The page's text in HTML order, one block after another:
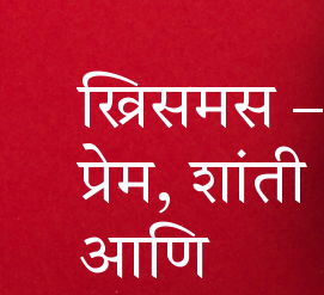
ख्रिसमस –
प्रेम, शांती
आणि